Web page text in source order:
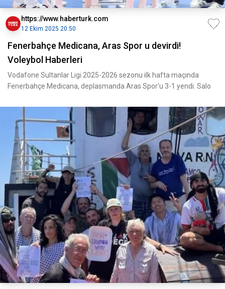
https://www.haberturk.com
12 Ekim 2025 20:50
Fenerbahçe Medicana, Aras Spor u devirdi!
Voleybol Haberleri
Vodafone Sultanlar Ligi 2025-2026 sezonu ilk hafta maçında
Fenerbahçe Medicana, deplasmanda Aras Spor'u 3-1 yendi. Salo